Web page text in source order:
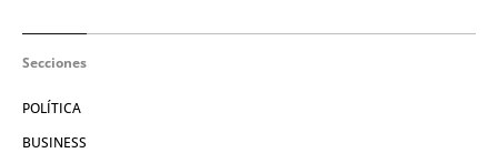
Secciones
POLÍTICA
BUSINESS